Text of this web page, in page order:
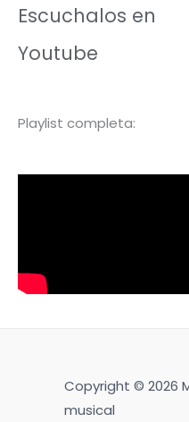
Escuchalos en
Youtube
Playlist completa:
Copyright © 2026
musical